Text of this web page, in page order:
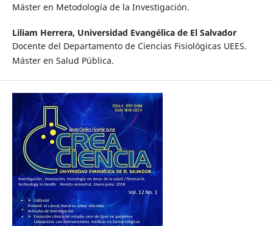
Máster en Metodología de la Investigación.
Liliam Herrera, Universidad Evangélica de El Salvador
Docente del Departamento de Ciencias Fisiológicas UEES.
Máster en Salud Pública.